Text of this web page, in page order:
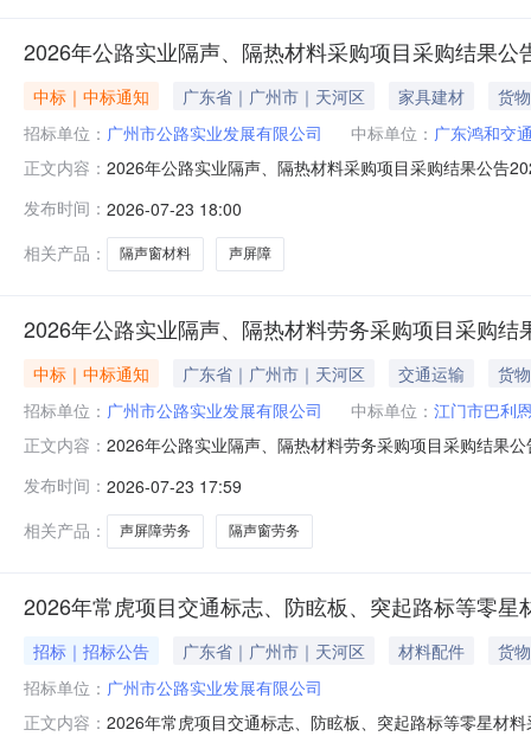
2026年公路实业隔声、隔热材料采购项目采购结果公
中标｜中标通知 广东省｜广州市｜天河区 家具建材
货物
招标单位： 广州市公路实业发展有限公司 中标单位： 广东鸿和交
正文内容： 2026年公路实业隔声、隔热材料采购项目采购结果公告
三、成交内容声屏障、隔声窗材料四、采购方联系方式
广州市公
发布时间： 2026-07-23 18:00
相关产品：
隔声窗材料 声屏障
2026年公路实业隔声、隔热材料劳务采购项目采购结
中标｜中标通知 广东省｜广州市｜天河区 交通运输
货物
招标单位： 广州市公路实业发展有限公司 中标单位： 江门市巴利
正文内容： 2026年公路实业隔声、隔热材料劳务采购项目采购结果
3%）三、成交内容声屏障、隔声窗劳务四、采购方联系
方：广州市
发布时间： 2026-07-23 17:59
相关产品：
声屏障劳务 隔声窗劳务
2026年常虎项目交通标志、防眩板、突起路标等零星
招标｜招标公告 广东省｜广州市｜天河区 材料配件
货物
招标单位： 广州市公路实业发展有限公司
正文内容： 2026年常虎项目交通标志、防眩板、突起路标等零星材